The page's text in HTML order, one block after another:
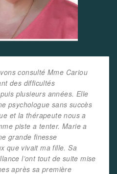
consulté Mme Cariou
des difficultés
plusieurs années. Elle
psychologue sans succès
et la thérapeute nous a
piste a tenter. Marie a
grande finesse
que vivait ma fille. Sa
l’ont tout de suite mise
après sa première